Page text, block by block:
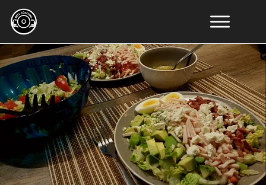
Online
Coaching
Resultaten
Educatie
Tools
Artikelen
Recepten
Over
Ons
Contact